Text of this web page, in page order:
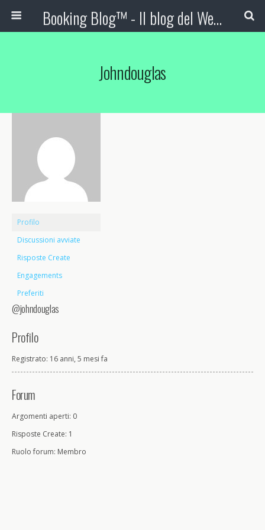
Booking Blog™ - Il blog del Web Marketing Turistico
Johndouglas
Profilo
Discussioni avviate
Risposte Create
Engagements
Preferiti
@johndouglas
Profilo
Registrato: 16 anni, 5 mesi fa
Forum
Argomenti aperti: 0
Risposte Create: 1
Ruolo forum: Membro